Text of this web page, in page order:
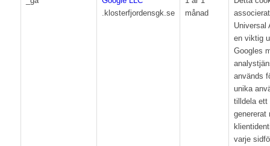
.klosterfjordensgk.se
månad
Universal
en viktig
Googles
används
unika
tilldela ett
genererat
varje